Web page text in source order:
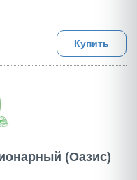
Купить
(Оазис)